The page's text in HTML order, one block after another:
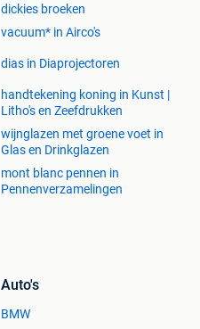
dickies broeken
vacuum* in Airco's
dias in Diaprojectoren
handtekening koning in Kunst |
Litho's en Zeefdrukken
wijnglazen met groene voet in
Glas en Drinkglazen
mont blanc pennen in
Pennenverzamelingen
Auto's
BMW